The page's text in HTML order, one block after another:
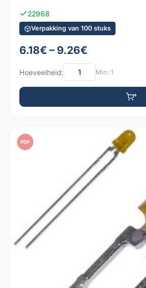
22968
Verpakking van 100 stuks
6.18€ – 9.26€
Hoeveelheid: Min: 1
PDF